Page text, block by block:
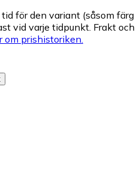
för den variant (såsom färg
vid varje tidpunkt. Frakt och
om prishistoriken.